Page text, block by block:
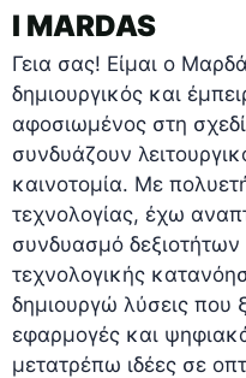
I MARDAS
Γεια σας! Είμαι ο
δημιουργικός και
αφοσιωμένος στη
συνδυάζουν
καινοτομία. Με
τεχνολογίας, έχω
συνδυασμό
τεχνολογικής
δημιουργώ λύσεις που
εφαρμογές και
μετατρέπω ιδέες σε